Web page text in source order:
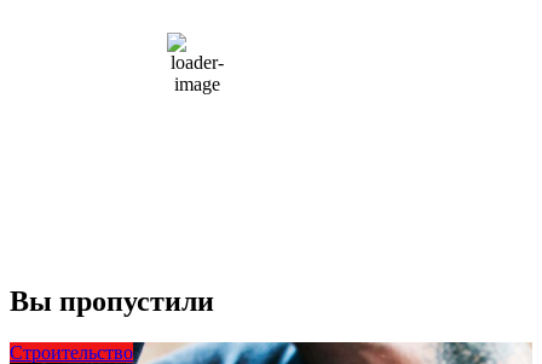
66 %
1004 мб
10 mph
Вы пропустили
Строительство